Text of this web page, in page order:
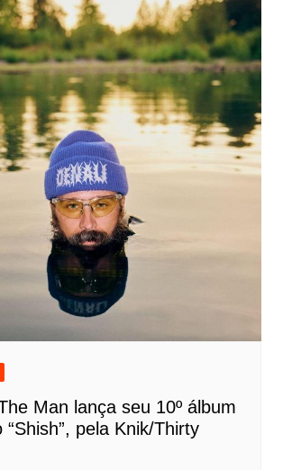
Man lança seu 10º álbum
“Shish”, pela Knik/Thirty